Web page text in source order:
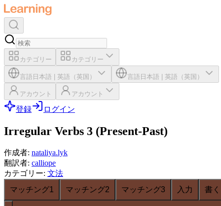
カテゴリー カテゴリー
言語 日本語 英語（英国） 言語 日本語 英語（英国）
アカウント アカウント
登録 ログイン
Irregular Verbs 3 (Present-Past)
作成者: nataliya.lyk
翻訳者: calliope
カテゴリー: 文法
マッチング1
マッチング2 マッチング3 入力 書く